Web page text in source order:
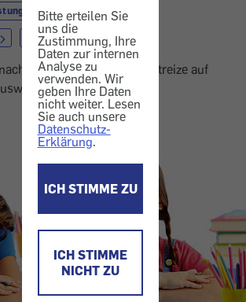
Bitte erteilen Sie
uns die
Zustimmung, Ihre
Daten zur internen
Analyse zu
verwenden. Wir
geben Ihre Daten
nicht weiter. Lesen
Sie auch unsere
Datenschutz-
Erklärung.
ICH STIMME ZU
ICH STIMME
NICHT ZU
Ausbildung
Schule Jugend
dass sich Duftreize auf
können.